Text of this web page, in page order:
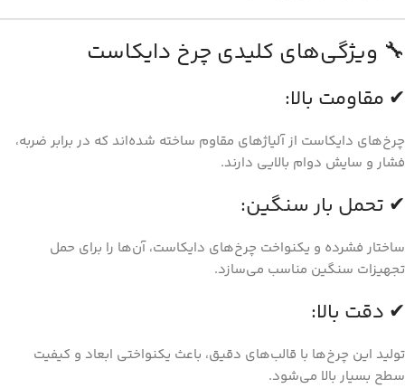
🔧 ویژگی‌های کلیدی چرخ دایکاست
✔ مقاومت بالا:
چرخ‌های دایکاست از آلیاژهای مقاوم ساخته شده‌اند که در برابر ضربه،
فشار و سایش دوام بالایی دارند.
✔ تحمل بار سنگین:
ساختار فشرده و یکنواخت چرخ‌های دایکاست، آن‌ها را برای حمل
تجهیزات سنگین مناسب می‌سازد.
✔ دقت بالا:
تولید این چرخ‌ها با قالب‌های دقیق، باعث یکنواختی ابعاد و کیفیت
سطح بسیار بالا می‌شود.